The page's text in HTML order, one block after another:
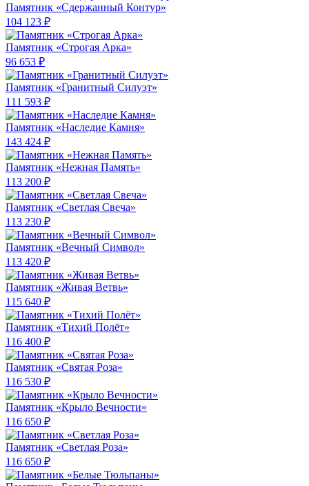
Памятник «Сдержанный Контур»
104 123 ₽
Памятник «Строгая Арка»
96 653 ₽
Памятник «Гранитный Силуэт»
111 593 ₽
Памятник «Наследие Камня»
143 424 ₽
Памятник «Нежная Память»
113 200 ₽
Памятник «Светлая Свеча»
113 230 ₽
Памятник «Вечный Символ»
113 420 ₽
Памятник «Живая Ветвь»
115 640 ₽
Памятник «Тихий Полёт»
116 400 ₽
Памятник «Святая Роза»
116 530 ₽
Памятник «Крыло Вечности»
116 650 ₽
Памятник «Светлая Роза»
116 650 ₽